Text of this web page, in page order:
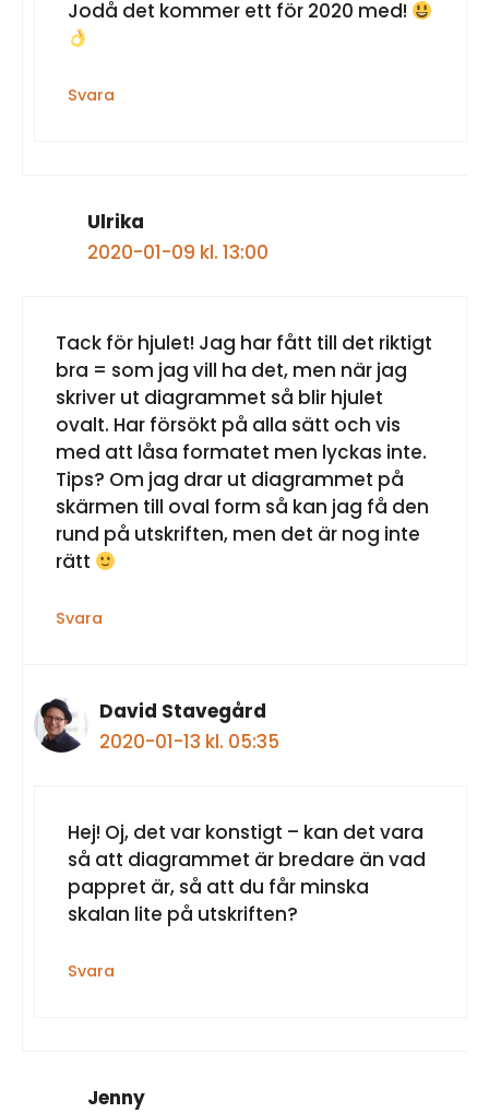
Jodå det kommer ett för 2020 med!
Svara
Ulrika
2020-01-09 kl. 13:00
Tack för hjulet! Jag har fått till det riktigt
bra = som jag vill ha det, men när jag
skriver ut diagrammet så blir hjulet
ovalt. Har försökt på alla sätt och vis
med att låsa formatet men lyckas inte.
Tips? Om jag drar ut diagrammet på
skärmen till oval form så kan jag få den
rund på utskriften, men det är nog inte
rätt
Svara
David Stavegård
2020-01-13 kl. 05:35
Hej! Oj, det var konstigt – kan det vara
så att diagrammet är bredare än vad
pappret är, så att du får minska
skalan lite på utskriften?
Svara
Jenny